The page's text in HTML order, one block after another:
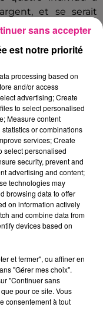
et se serait
de VTC.
le groupe serait
� nouveau frapp�
a finalement
de passage. Une
au Parc animalier de...
voir l’éclipse
à la recherche de...
l'OGC Nice
est notre priorité
processing based on
and/or access
advertising; Create
to select personalised
Measure content
or combinations
services; Create
select personalised
security, prevent and
advertising and content;
technologies may
browsing data to offer
on information actively
and combine data from
devices based on
et fermer", ou affiner en
"Gérer mes choix".
"Continuer sans
pour ce site. Vous
consentement à tout
sans accepter